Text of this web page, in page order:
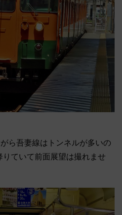
ら吾妻線はトンネルが多いの
ていて前面展望は撮れませ